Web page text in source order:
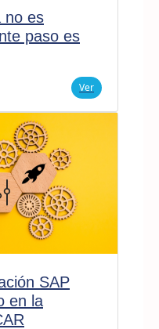
no es
paso es
Ver
SAP
en la